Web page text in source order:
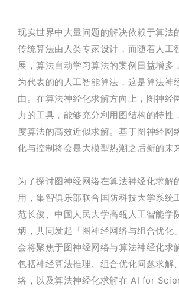
现实世界中大量问题的解决依赖于算法
传统算法由人类专家设计，而随着人工
展，算法自动学习算法的案例日益增多
为代表的的人工智能算法，这是算法神
由。在算法神经化求解方向上，图神经
力的工具，能够充分利用图结构的特性
度算法的高效近似求解。基于图神经网
化与控制将会是大模型热潮之后新的未
为了探讨图神经网络在算法神经化求解
用，集智俱乐部联合国防科技大学系统
范长俊、中国人民大学高瓴人工智能学
炳，共同发起「图神经网络与组合优化
会将聚焦于图神经网络与算法神经化求
包括神经算法推理、组合优化问题求解
络，以及算法神经化求解在 AI for